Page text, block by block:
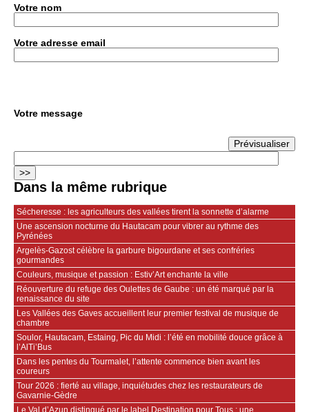
Votre nom
Votre adresse email
Votre message
Dans la même rubrique
Sécheresse : les agriculteurs des vallées tirent la sonnette d’alarme
Une ascension nocturne du Hautacam pour vibrer au rythme des
Pyrénées
Argelès-Gazost célèbre la garbure bigourdane et ses confréries
gourmandes
Couleurs, musique et passion : Estiv’Art enchante la ville
Réouverture du refuge des Oulettes de Gaube : un été marqué par la
renaissance du site
Les Vallées des Gaves accueillent leur premier festival de musique de
chambre
Soulor, Hautacam, Estaing, Pic du Midi : l’été en mobilité douce grâce à
l’AlTi’Bus
Dans les pentes du Tourmalet, l’attente commence bien avant les
coureurs
Tour 2026 : fierté au village, inquiétudes chez les restaurateurs de
Gavarnie‑Gèdre